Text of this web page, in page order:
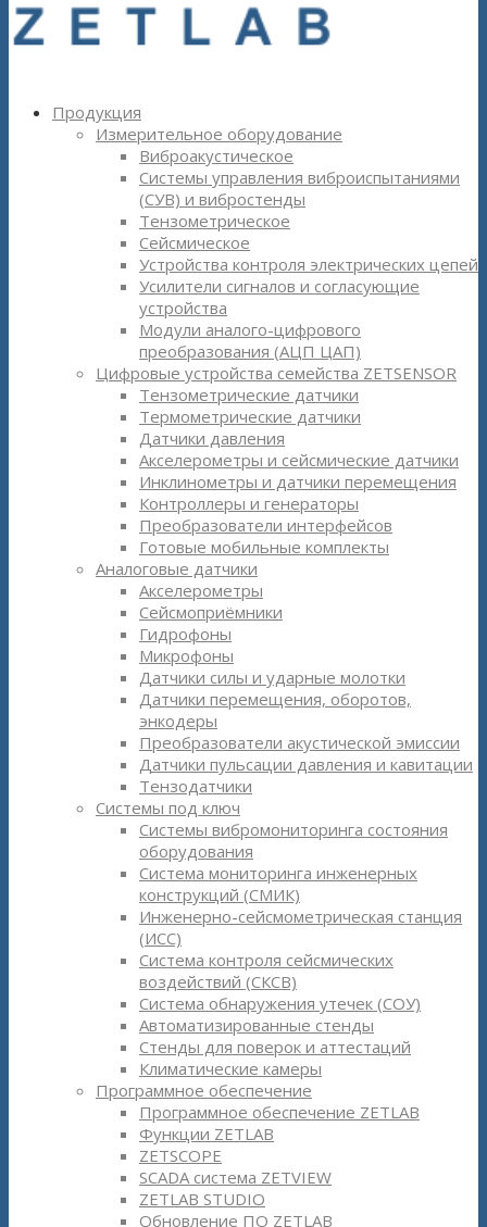
Продукция
Измерительное оборудование
Виброакустическое
Системы управления виброиспытаниями
(СУВ) и вибростенды
Тензометрическое
Сейсмическое
Устройства контроля электрических цепей
Усилители сигналов и согласующие
устройства
Модули аналого-цифрового
преобразования (АЦП ЦАП)
Цифровые устройства семейства ZETSENSOR
Тензометрические датчики
Термометрические датчики
Датчики давления
Акселерометры и сейсмические датчики
Инклинометры и датчики перемещения
Контроллеры и генераторы
Преобразователи интерфейсов
Готовые мобильные комплекты
Аналоговые датчики
Акселерометры
Сейсмоприёмники
Гидрофоны
Микрофоны
Датчики силы и ударные молотки
Датчики перемещения, оборотов,
энкодеры
Преобразователи акустической эмиссии
Датчики пульсации давления и кавитации
Тензодатчики
Системы под ключ
Системы вибромониторинга состояния
оборудования
Система мониторинга инженерных
конструкций (СМИК)
Инженерно-сейсмометрическая станция
(ИСС)
Система контроля сейсмических
воздействий (СКСВ)
Система обнаружения утечек (СОУ)
Автоматизированные стенды
Стенды для поверок и аттестаций
Климатические камеры
Программное обеспечение
Программное обеспечение ZETLAB
Функции ZETLAB
ZETSCOPE
SCADA система ZETVIEW
ZETLAB STUDIO
Обновление ПО ZETLAB